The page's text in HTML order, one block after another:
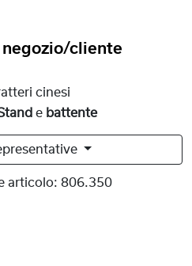
negozio/cliente
cinesi
e battente
articolo: 806.350